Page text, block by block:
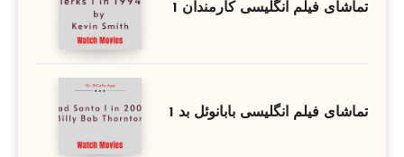
تماشای فیلم انگلیسی کارمندان 1
تماشای فیلم انگلیسی بابانوئل بد 1